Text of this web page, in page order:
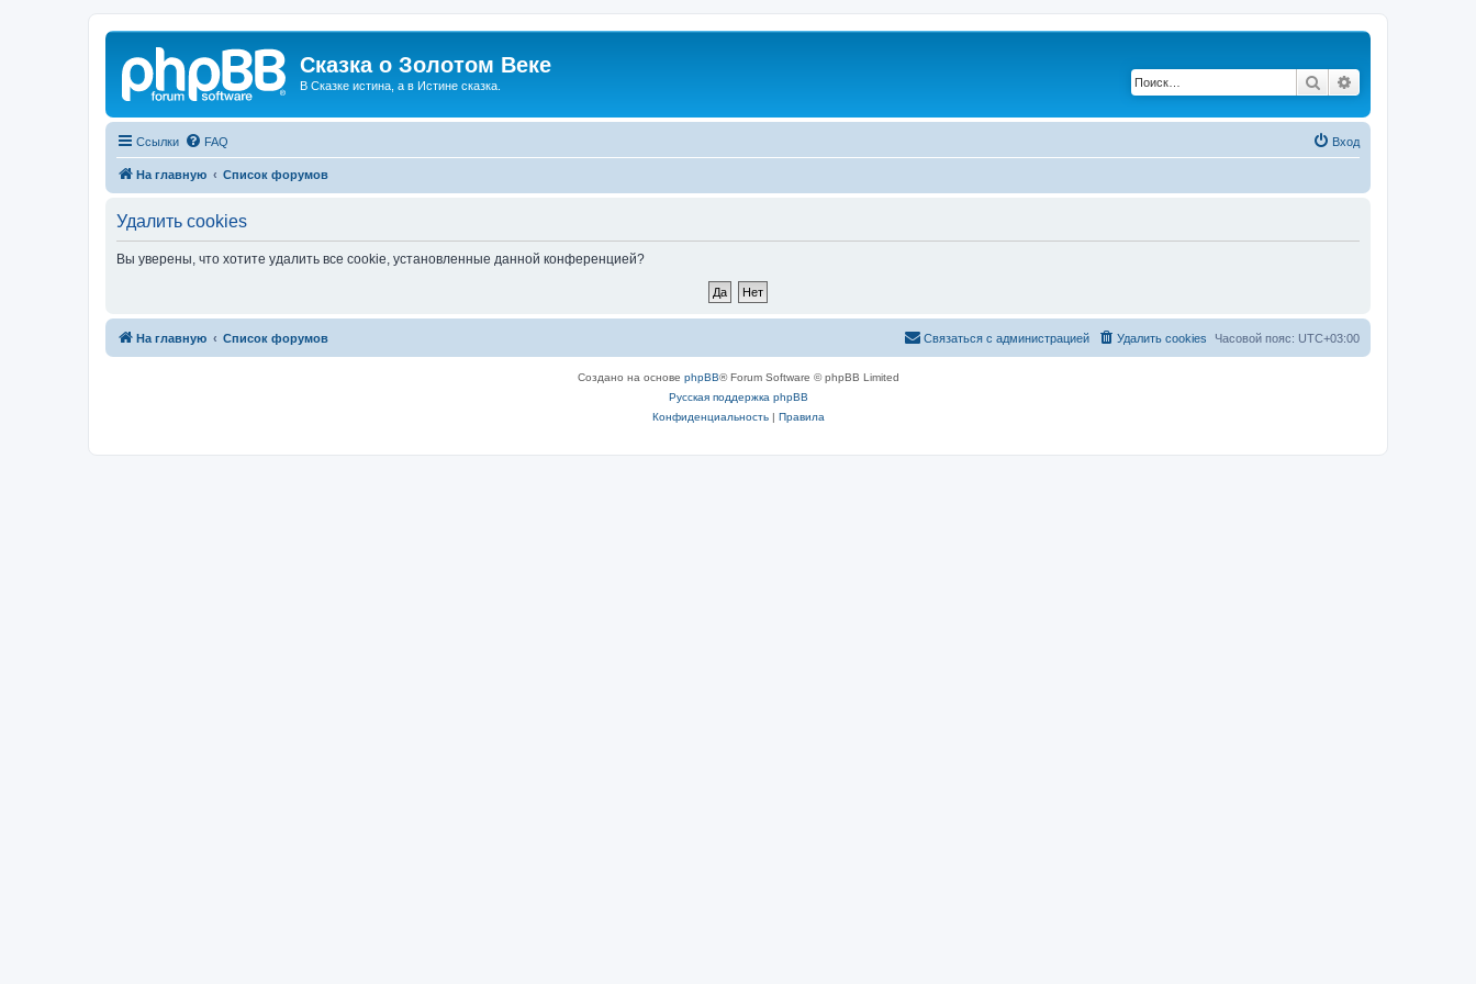
Сказка о Золотом Веке
В Сказке истина, а в Истине сказка. Поиск
Ссылки FAQ Вход
На главную Список форумов
Удалить cookies
Вы уверены, что хотите удалить все cookie, установленные данной конференцией?
На главную Список форумов Часовой пояс: UTC+03:00
Удалить cookies
Связаться с администрацией
Создано на основе phpBB® Forum Software © phpBB Limited
Русская поддержка phpBB
Конфиденциальность| Правила